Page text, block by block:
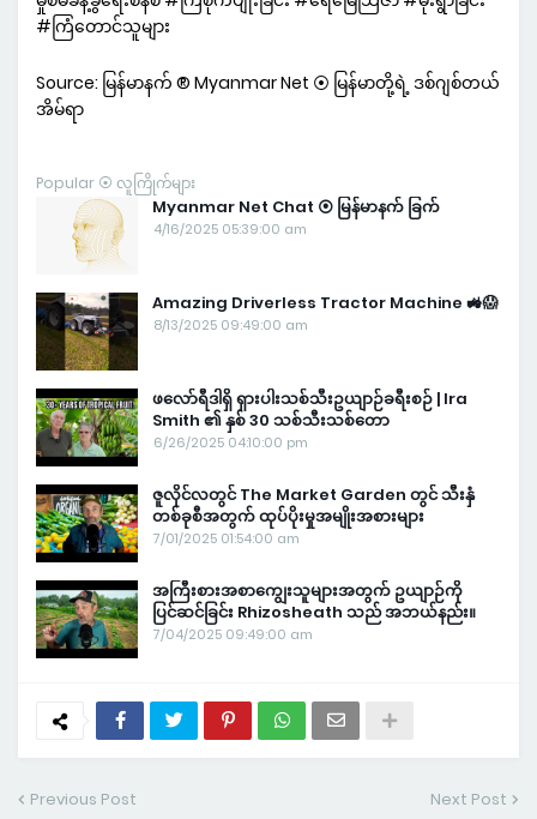
#ကြံတောင်သူများ
Source: မြန်မာနက် ® Myanmar Net ⦿ မြန်မာတို့ရဲ့ ဒစ်ဂျစ်တယ်
အိမ်ရာ
Popular ⦿ လူကြိုက်များ
Myanmar Net Chat ⦿ မြန်မာနက် ခြက်
4/16/2025 05:39:00 am
Amazing Driverless Tractor Machine 🚜😱
8/13/2025 09:49:00 am
ဖလော်ရီဒါရှိ ရှားပါးသစ်သီးဥယျာဉ်ခရီးစဉ် | Ira
Smith ၏ နှစ် 30 သစ်သီးသစ်တော
6/26/2025 04:10:00 pm
ဇူလိုင်လတွင် The Market Garden တွင် သီးနှံ
တစ်ခုစီအတွက် ထုပ်ပိုးမှုအမျိုးအစားများ
7/01/2025 01:54:00 am
အကြီးစားအစာကျွေးသူများအတွက် ဥယျာဉ်ကို
ပြင်ဆင်ခြင်း Rhizosheath သည် အဘယ်နည်း။
7/04/2025 09:49:00 am
Previous Post Next Post